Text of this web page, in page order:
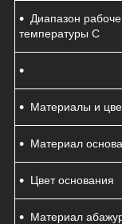
Диапазон
температуры C
Материалы и
Материал
Цвет основания
Материал